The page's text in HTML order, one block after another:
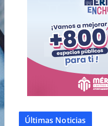
Últimas Noticias